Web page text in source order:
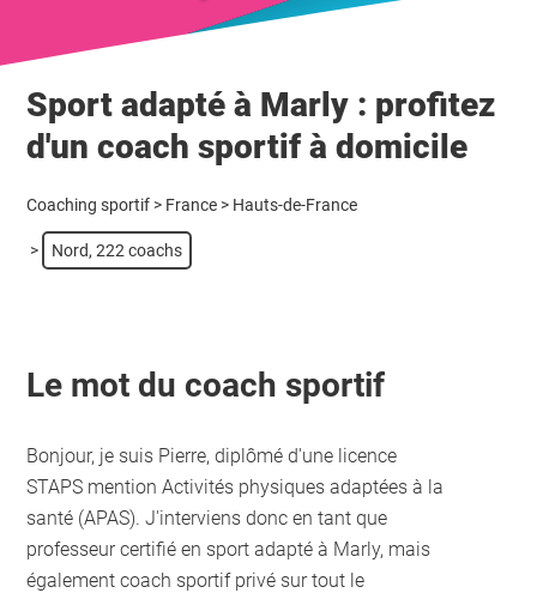
Sport adapté à Marly : profitez
d'un coach sportif à domicile
Coaching sportif > France > Hauts-de-France
> Nord, 222 coachs
Le mot du coach sportif
Bonjour, je suis Pierre, diplômé d'une licence
STAPS mention Activités physiques adaptées à la
santé (APAS). J'interviens donc en tant que
professeur certifié en sport adapté à Marly, mais
également coach sportif privé sur tout le